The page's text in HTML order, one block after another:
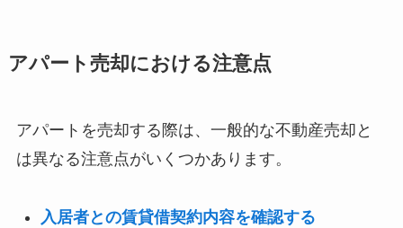
アパート売却における注意点
アパートを売却する際は、一般的な不動産売却と
は異なる注意点がいくつかあります。
入居者との賃貸借契約内容を確認する